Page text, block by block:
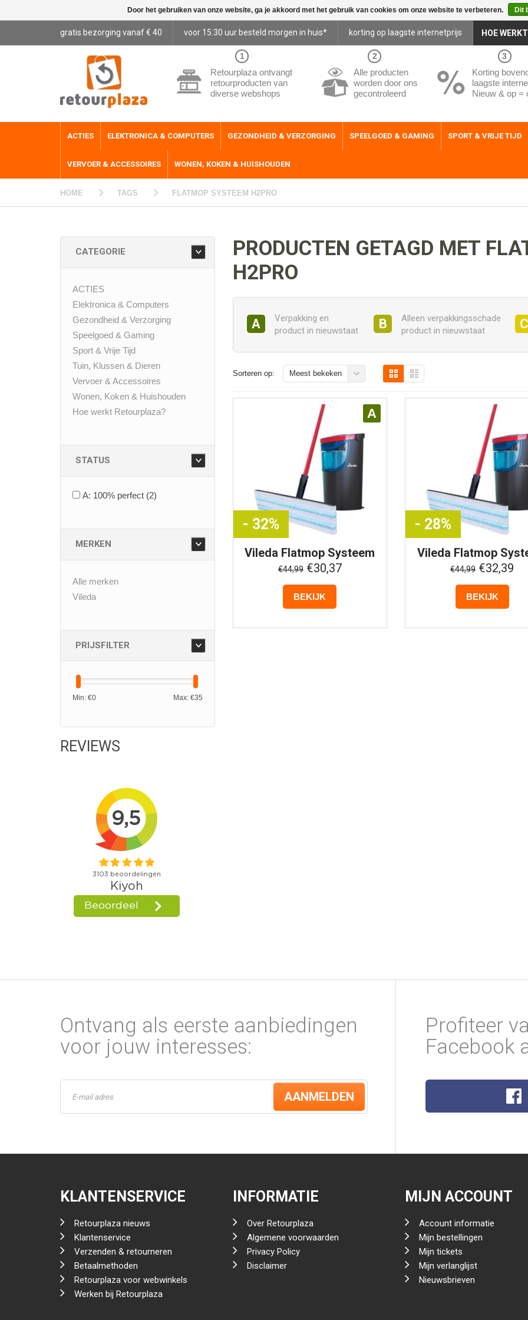
gratis bezorging vanaf € 40 voor 15:30 uur besteld morgen in huis* korting op laagste internetprijs HOE
1
Retourplaza ontvangt
retourproducten van
diverse webshops
2
Alle producten
worden door ons
gecontroleerd
3
Korting
laagste
Nieuw & op =
ACTIES ELEKTRONICA & COMPUTERS GEZONDHEID & VERZORGING SPEELGOED & GAMING SPORT & VRIJE TIJD
VERVOER & ACCESSOIRES WONEN, KOKEN & HUISHOUDEN
HOME TAGS FLATMOP SYSTEEM H2PRO
CATEGORIE
ACTIES
Elektronica & Computers
Gezondheid & Verzorging
Speelgoed & Gaming
Sport & Vrije Tijd
Tuin, Klussen & Dieren
Vervoer & Accessoires
Wonen, Koken & Huishouden
Hoe werkt Retourplaza?
STATUS
A: 100% perfect (2)
MERKEN
Alle merken
Vileda
PRIJSFILTER
Min: €0 Max: €35
REVIEWS
PRODUCTEN GETAGD MET
H2PRO
A
Verpakking en
product in nieuwstaat
B
Alleen verpakkingsschade
product in nieuwstaat
C
Sorteren op: Meest bekeken
A
- 32%
Vileda Flatmop Systeem
H2PrO
€44,99€30,37
BEKIJK
- 28%
Vileda Flatmop
H2PrO
€44,99€32,39
BEKIJK
Ontvang als eerste aanbiedingen
voor jouw interesses:
AANMELDEN
Profiteer
Facebook
KLANTENSERVICE
Retourplaza nieuws
Klantenservice
Verzenden & retourneren
Betaalmethoden
Retourplaza voor webwinkels
Werken bij Retourplaza
INFORMATIE
Over Retourplaza
Algemene voorwaarden
Privacy Policy
Disclaimer
MIJN ACCOUNT
Account informatie
Mijn bestellingen
Mijn tickets
Mijn verlanglijst
Nieuwsbrieven
Door het gebruiken van onze website, ga je akkoord met het gebruik van cookies om onze website te verbeteren. Dit